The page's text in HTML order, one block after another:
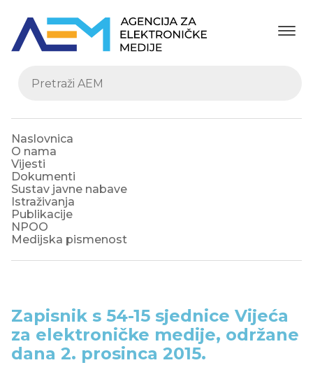
Naslovnica
O nama
Vijesti
Dokumenti
Sustav javne nabave
Istraživanja
Publikacije
NPOO
Medijska pismenost
Zapisnik s 54-15 sjednice Vijeća
za elektroničke medije, održane
dana 2. prosinca 2015.